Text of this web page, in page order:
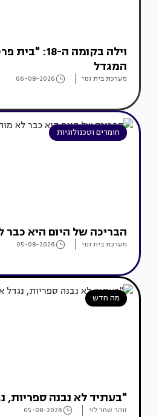
וילה בקומה ה-
המגדל
מערכת בית ונוי 06-08-2026
חומרים וטכנולוגיות
הבריכה של היום היא כבר
מערכת בית ונוי 05-08-2026
מה חדש
"בעתיד לא נבנה ספריות,
זוהר שחר לוי 05-08-2026